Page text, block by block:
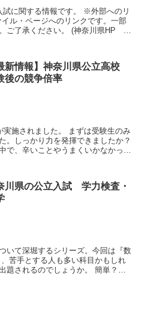
る情報です。 ※外部へのリ
ル・ページへのリンクです。一部
ださい。 (神奈川県HP 入
新情報】神奈川県公立高校
後の競争倍率
た。 まずは受験生のみ
。しっかり力を発揮できましたか？
で、辛いことやうまくいかなかった
川県の公立入試 学力検査・
いて深堀するシリーズ。今回は『数
題されるのでしょうか。 簡単？難